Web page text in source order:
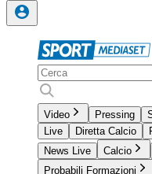
Video Pressing
Live
Diretta Calcio
News Live
Calcio
Probabili Formazioni